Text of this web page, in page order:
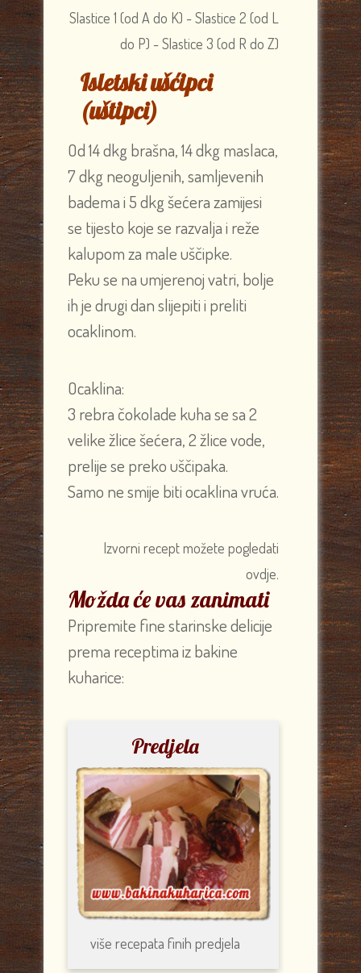
Slastice 1 (od A do K) -Slastice 2 (od L
do P) -Slastice 3 (od R do Z)
Isletski ušćipci
(uštipci)
Od 14 dkg brašna, 14 dkg maslaca,
7 dkg neoguljenih, samljevenih
badema i 5 dkg šećera zamijesi
se tijesto koje se razvalja i reže
kalupom za male uščipke.
Peku se na umjerenoj vatri, bolje
ih je drugi dan slijepiti i preliti
ocaklinom.
Ocaklina:
3 rebra čokolade kuha se sa 2
velike žlice šećera, 2 žlice vode,
prelije se preko uščipaka.
Samo ne smije biti ocaklina vruća.
Izvorni recept možete pogledati
ovdje.
Možda će vas zanimati
Pripremite fine starinske delicije
prema receptima iz bakine
kuharice:
Predjela
više recepatafinih predjela